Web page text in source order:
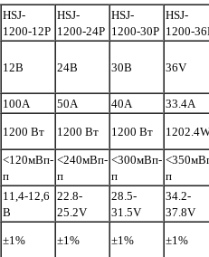
HSJ-
1200-12P
HSJ-
1200-24P
HSJ-
1200-30P
HSJ-
1200-
12В 24В 30В 36V
100А 50А 40А
33.4A
1200 Вт 1200 Вт 1200 Вт
<120мВп-
п
<240мВп-
п
<300мВп-
п
п
11,4-12,6
В
22.8-
25.2V
28.5-
31.5V
34.2-
37.8V
±1% ±1% ±1% ±1%